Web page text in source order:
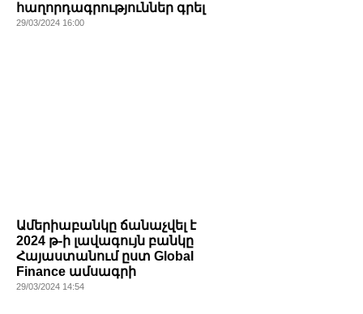
հաղորդագրություններ գրել
29/03/2024 16:00
Ամերիաբանկը ճանաչվել է
2024 թ-ի լավագույն բանկը
Հայաստանում ըստ Global
Finance ամսագրի
29/03/2024 14:54